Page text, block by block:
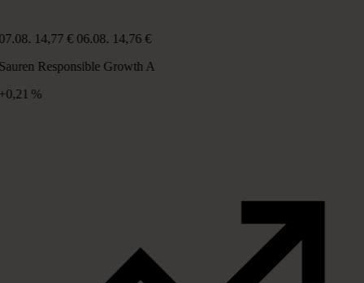
14,77 € 06.08. 14,76 €
Responsible Growth A
%